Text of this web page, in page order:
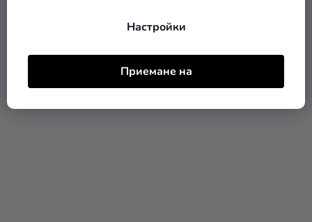
Настройки
Приемане на
9,90 €
В КОЛИЧКАТА
9,90 €
В КОЛИЧКАТА